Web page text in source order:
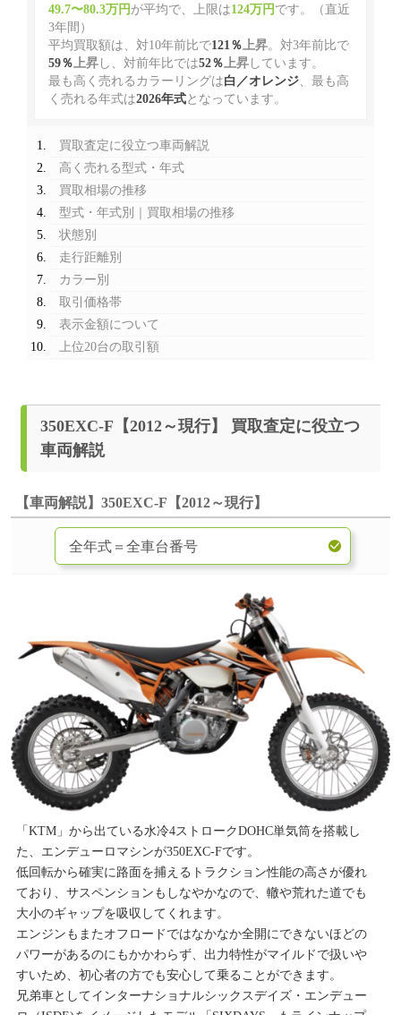
49.7〜80.3万円 が平均で、上限は124万円 です。（直近
3年間）
平均買取額は、対10年前比で121％上昇。対3年前比で
59％上昇し、対前年比では52％上昇しています。
最も高く売れるカラーリングは白／オレンジ、最も高
く売れる年式は2026年式となっています。
買取査定に役立つ車両解説
高く売れる型式・年式
買取相場の推移
型式・年式別｜買取相場の推移
状態別
走行距離別
カラー別
取引価格帯
表示金額について
上位20台の取引額
350EXC-F【2012～現行】 買取査定に役立つ
車両解説
【車両解説】350EXC-F【2012～現行】
「KTM」から出ている水冷4ストロークDOHC単気筒を搭載し
た、エンデューロマシンが350EXC-Fです。
低回転から確実に路面を捕えるトラクション性能の高さが優れ
ており、サスペンションもしなやかなので、轍や荒れた道でも
大小のギャップを吸収してくれます。
エンジンもまたオフロードではなかなか全開にできないほどの
パワーがあるのにもかかわらず、出力特性がマイルドで扱いや
すいため、初心者の方でも安心して乗ることができます。
兄弟車としてインターナショナルシックスデイズ・エンデュー